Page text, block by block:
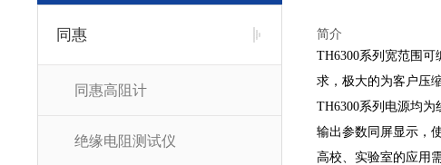
同惠
同惠高阻计
绝缘电阻测试仪
简介
TH6300系列宽范围
求，极大的为客户压
TH6300系列电源均
输出参数同屏显示，
高校、实验室的应用需